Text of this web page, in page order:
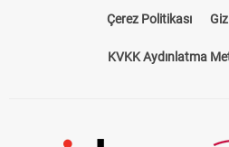
Çerez Politikası
KVKK Aydınlatma